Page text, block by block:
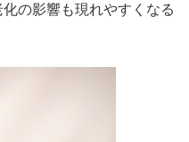
の影響も現れやすくなる